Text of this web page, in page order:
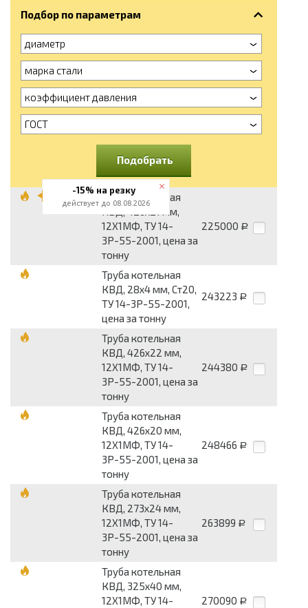
Подбор по параметрам
диаметр
марка стали
коэффициент давления
ГОСТ
Подобрать
Труба котельная
КВД, 426х21 мм,
12Х1МФ, ТУ 14-
3Р-55-2001, цена за
тонну
225000 Р
Труба котельная
КВД, 28х4 мм, Ст20,
ТУ 14-3Р-55-2001,
цена за тонну
243223 Р
Труба котельная
КВД, 426х22 мм,
12Х1МФ, ТУ 14-
3Р-55-2001, цена за
тонну
244380 Р
Труба котельная
КВД, 426х20 мм,
12Х1МФ, ТУ 14-
3Р-55-2001, цена за
тонну
248466 Р
Труба котельная
КВД, 273х24 мм,
12Х1МФ, ТУ 14-
3Р-55-2001, цена за
тонну
263899 Р
Труба котельная
КВД, 325х40 мм,
12Х1МФ, ТУ 14-
270090 Р
-15% на резку
действует до 08.08.2026